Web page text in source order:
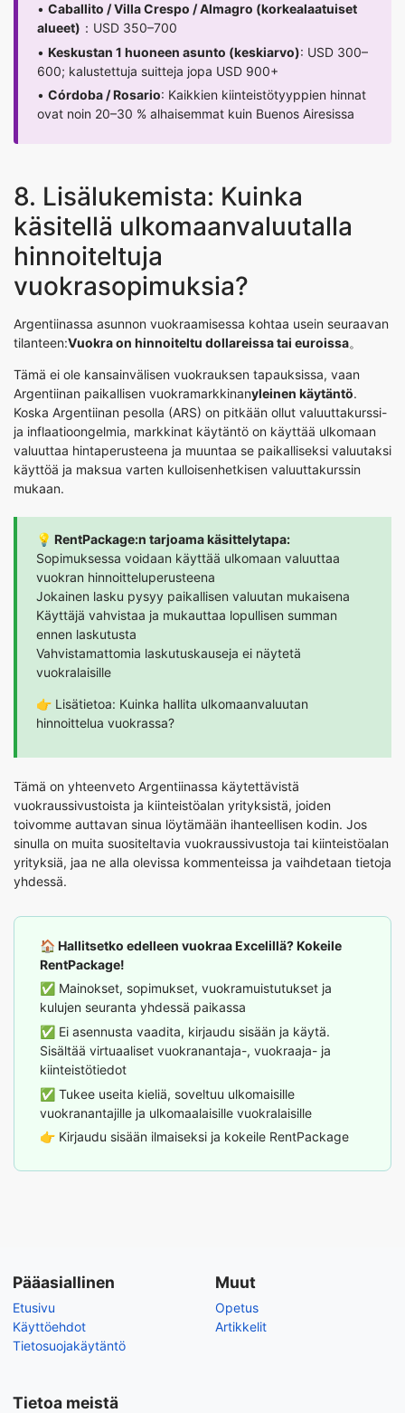
• Caballito / Villa Crespo / Almagro (korkealaatuiset
alueet) ：USD 350–700
• Keskustan 1 huoneen asunto (keskiarvo): USD 300–
600; kalustettuja suitteja jopa USD 900+
• Córdoba / Rosario: Kaikkien kiinteistötyyppien hinnat
ovat noin 20–30 % alhaisemmat kuin Buenos Airesissa
8. Lisälukemista: Kuinka
käsitellä ulkomaanvaluutalla
hinnoiteltuja
vuokrasopimuksia?
Argentiinassa asunnon vuokraamisessa kohtaa usein seuraavan
tilanteen:Vuokra on hinnoiteltu dollareissa tai euroissa。
Tämä ei ole kansainvälisen vuokrauksen tapauksissa, vaan
Argentiinan paikallisen vuokramarkkinanyleinen käytäntö.
Koska Argentiinan pesolla (ARS) on pitkään ollut valuuttakurssi-
ja inflaatioongelmia, markkinat käytäntö on käyttää ulkomaan
valuuttaa hintaperusteena ja muuntaa se paikalliseksi valuutaksi
käyttöä ja maksua varten kulloisenhetkisen valuuttakurssin
mukaan.
💡 RentPackage:n tarjoama käsittelytapa:
Sopimuksessa voidaan käyttää ulkomaan valuuttaa
vuokran hinnoitteluperusteena
Jokainen lasku pysyy paikallisen valuutan mukaisena
Käyttäjä vahvistaa ja mukauttaa lopullisen summan
ennen laskutusta
Vahvistamattomia laskutuskauseja ei näytetä
vuokralaisille
👉 Lisätietoa: Kuinka hallita ulkomaanvaluutan
hinnoittelua vuokrassa?
Tämä on yhteenveto Argentiinassa käytettävistä
vuokraussivustoista ja kiinteistöalan yrityksistä, joiden
toivomme auttavan sinua löytämään ihanteellisen kodin. Jos
sinulla on muita suositeltavia vuokraussivustoja tai kiinteistöalan
yrityksiä, jaa ne alla olevissa kommenteissa ja vaihdetaan tietoja
yhdessä.
🏠 Hallitsetko edelleen vuokraa Excelillä? Kokeile
RentPackage!
✅ Mainokset, sopimukset, vuokramuistutukset ja
kulujen seuranta yhdessä paikassa
✅ Ei asennusta vaadita, kirjaudu sisään ja käytä.
Sisältää virtuaaliset vuokranantaja-, vuokraaja- ja
kiinteistötiedot
✅ Tukee useita kieliä, soveltuu ulkomaisille
vuokranantajille ja ulkomaalaisille vuokralaisille
👉 Kirjaudu sisään ilmaiseksi ja kokeile RentPackage
Pääasiallinen
Etusivu
Käyttöehdot
Tietosuojakäytäntö
Muut
Opetus
Artikkelit
Tietoa meistä